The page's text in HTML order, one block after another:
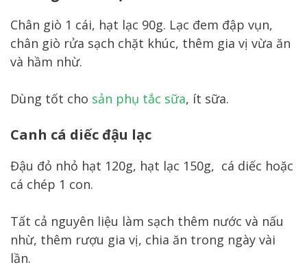
Chân giò 1 cái, hạt lạc 90g. Lạc đem đập vụn,
chân giò rửa sạch chặt khúc, thêm gia vị vừa ăn
và hầm nhừ.
Dùng tốt cho sản phụ tắc sữa, ít sữa.
Canh cá diếc đậu lạc
Đậu đỏ nhỏ hạt 120g, hạt lạc 150g, cá diếc hoặc
cá chép 1 con.
Tất cả nguyên liệu làm sạch thêm nước và nấu
nhừ, thêm rượu gia vị, chia ăn trong ngày vài
lần.